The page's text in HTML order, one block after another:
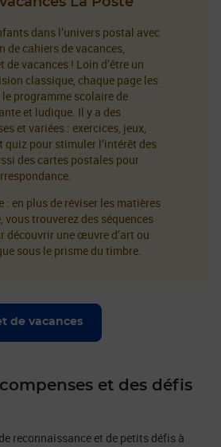
dans l’univers postal avec
de cahiers de vacances,
de vacances ! Loin d’être un
classique, chaque page les
programme scolaire de
et ludique. Il y a des
et variées : exercices, jeux,
quiz pour stimuler l’intérêt des
des cartes postales pour
: en plus de réviser les matières
vous trouverez des séquences
découvrir une œuvre d’art ou
sous le prisme du timbre.
de vacances
et des défis
reconnaissance et de petits défis à